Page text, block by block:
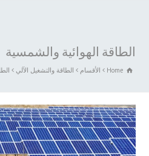
الطاقة الهوائية والشمسية
Home الأقسام الطاقة والتشغيل الآلي